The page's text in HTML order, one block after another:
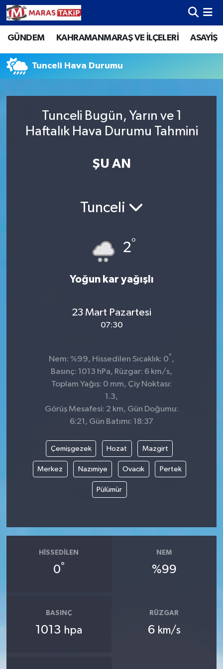
GÜNDEM KAHRAMANMARAŞ VE İLÇELERİ ASAYİŞ
Tunceli Hava Durumu
Tunceli Bugün, Yarın ve 1
Haftalık Hava Durumu Tahmini
ŞU AN
Tunceli
2°
Yoğun kar yağışlı
23 Mart Pazartesi
07:30
Nem: %99, Hissedilen Sıcaklık: 0° ,
Basınç: 1013 hPa, Rüzgar: 6 km/s,
Toplam Yağış: 0 mm, Çiy Noktası:
1.3,
Görüş Mesafesi: 2 km, Gün Doğumu:
6:21, Gün Batımı: 18:37
Çemişgezek Hozat Mazgirt
Merkez Nazımiye Ovacık Pertek
Pülümür
HISSEDILEN
0°
NEM
%99
BASINÇ
1013 hpa
RÜZGAR
6 km/s
Kahramanmaraş Nöbetçi Eczaneler
Kahramanmaraş Hava Durumu
Kahramanmaraş Trafik Yoğunluk Haritası